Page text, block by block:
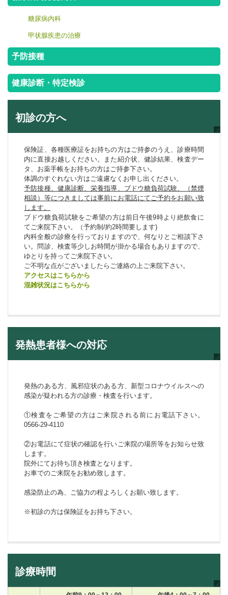
糖尿病内科
甲状腺疾患の治療
予防接種
健康診断・特定検診
初診の方へ
保険証、各種医療証をお持ちの方はご持参のうえ、診療時間
内に直接お越しください。また紹介状、健診結果、検査デー
タ、お薬手帳をお持ちの方はご持参下さい。
体調のすぐれない方はご遠慮なくお申し出ください。
予防接種、健康診断、栄養指導、ブドウ糖負荷試験、（禁煙
相談）等につきましては事前にお電話にてご予約をお願い致
します。
ブドウ糖負荷試験をご希望の方は前日午後9時より絶飲食に
てご来院下さい。（予約制/約2時間要します)
内科全般の診療を行っておりますので、何なりとご相談下さ
い。問診、検査等少しお時間が掛かる場合もありますので、
ゆとりを持ってご来院下さい。
ご不明な点がございましたらご連絡の上ご来院下さい。
アクセスはこちらから
混雑状況はこちらから
発熱患者様への対応
発熱のある方、風邪症状のある方、新型コロナウイルスへの
感染が疑われる方の診療・検査を行います。
①検査をご希望の方はご来院される前にお電話下さい。
0566-29-4110
②お電話にて症状の確認を行いご来院の場所等をお知らせ致
します。
院外にてお待ち頂き検査となります。
お車でのご来院をお勧め致します。
感染防止の為、ご協力の程よろしくお願い致します。
※初診の方は保険証をお持ち下さい。
診療時間